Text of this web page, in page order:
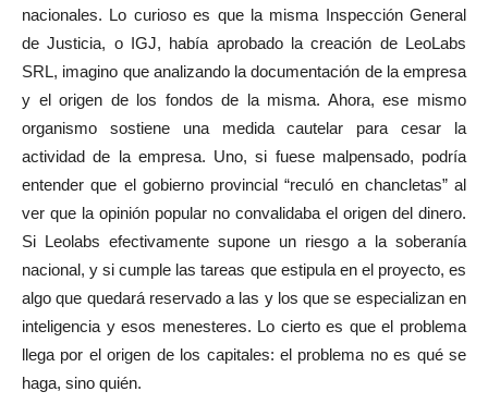
nacionales. Lo curioso es que la misma Inspección General
de Justicia, o IGJ, había aprobado la creación de LeoLabs
SRL, imagino que analizando la documentación de la empresa
y el origen de los fondos de la misma. Ahora, ese mismo
organismo sostiene una medida cautelar para cesar la
actividad de la empresa. Uno, si fuese malpensado, podría
entender que el gobierno provincial “reculó en chancletas” al
ver que la opinión popular no convalidaba el origen del dinero.
Si Leolabs efectivamente supone un riesgo a la soberanía
nacional, y si cumple las tareas que estipula en el proyecto, es
algo que quedará reservado a las y los que se especializan en
inteligencia y esos menesteres. Lo cierto es que el problema
llega por el origen de los capitales: el problema no es qué se
haga, sino quién.